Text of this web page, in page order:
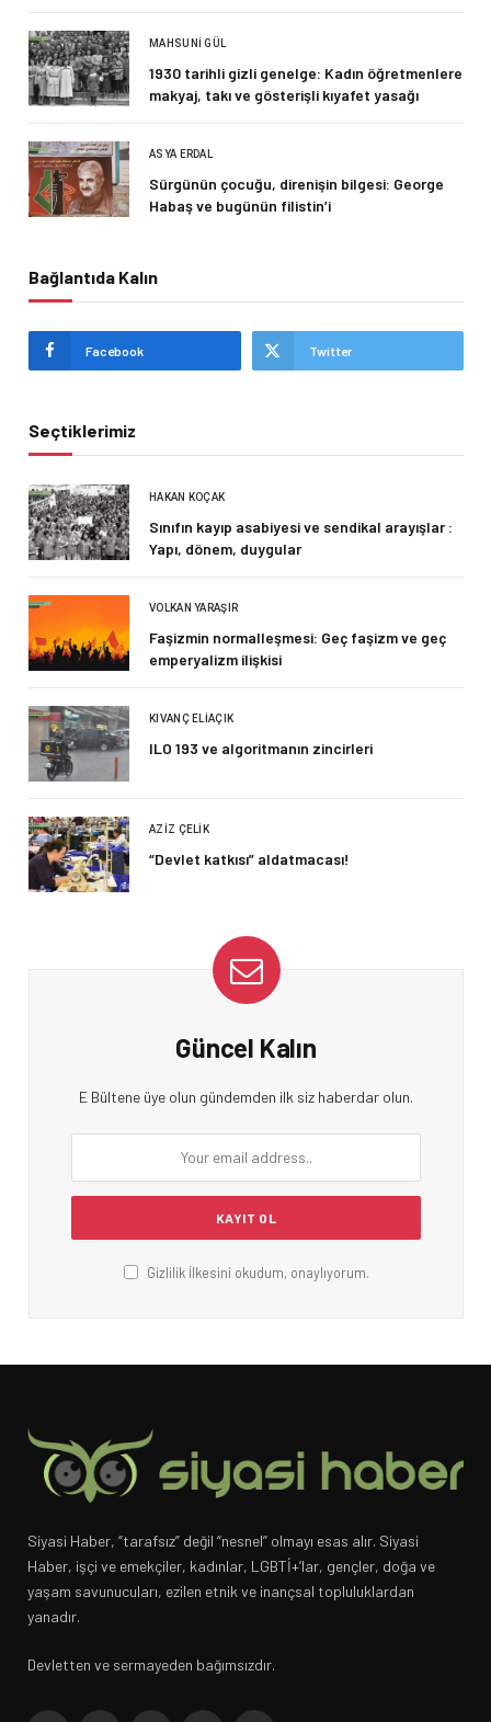
MAHSUNI GÜL
1930 tarihli gizli genelge: Kadın öğretmenlere
makyaj, takı ve gösterişli kıyafet yasağı
ASYA ERDAL
Sürgünün çocuğu, direnişin bilgesi: George
Habaş ve bugünün filistin’i
Bağlantıda Kalın
Facebook Twitter
Seçtiklerimiz
HAKAN KOÇAK
Sınıfın kayıp asabiyesi ve sendikal arayışlar :
Yapı, dönem, duygular
VOLKAN YARAŞIR
Faşizmin normalleşmesi: Geç faşizm ve geç
emperyalizm ilişkisi
KIVANÇ ELIAÇIK
ILO 193 ve algoritmanın zincirleri
AZIZ ÇELIK
“Devlet katkısı” aldatmacası!
Güncel Kalın
E Bültene üye olun gündemden ilk siz haberdar olun.
Gizlilik İlkesini okudum, onaylıyorum.
Siyasi Haber, “tarafsız” değil “nesnel” olmayı esas alır. Siyasi
Haber, işçi ve emekçiler, kadınlar, LGBTİ+’lar, gençler, doğa ve
yaşam savunucuları, ezilen etnik ve inançsal topluluklardan
yanadır.
Devletten ve sermayeden bağımsızdır.